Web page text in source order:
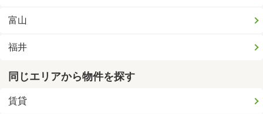
富山
福井
同じエリアから物件を探す
賃貸